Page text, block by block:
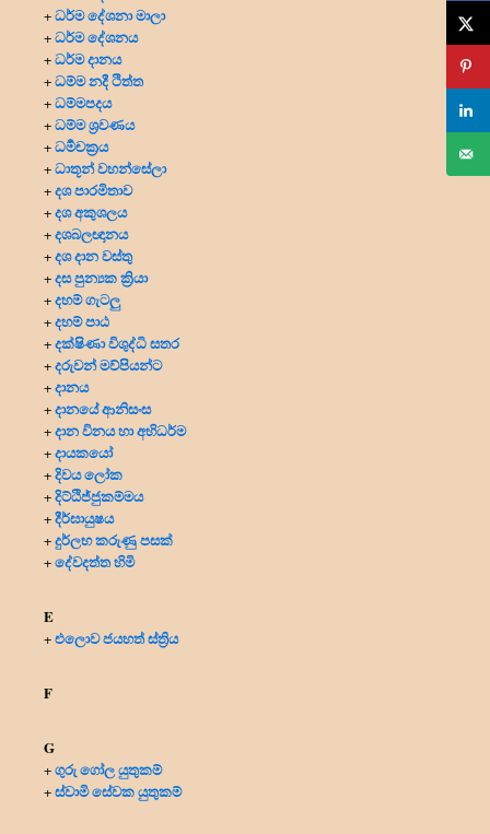
+ධර්ම දේශනා මාලා
+ධර්ම දේශනය
+ධර්ම දානය
+ධම්ම නදී ථිත්ත
+ධම්මපදය
+ධම්ම ශ්‍රවණය
+ධර්‍මචක්‍රය
+ධාතූන් වහන්සේලා
+දශ පාරමිතාව
+දශ අකුශලය
+දශබලඥානය
+දශ දාන වස්තු
+දස පුන්‍යක ක්‍රියා
+දහම් ගැටලු
+දහම් පාඨ
+දක්ෂිණා විශුද්ධි සතර
+දරුවන් මව්පියන්ට
+දානය
+දානයේ ආනිසංස
+දාන විනය හා අභිධර්ම
+දායකයෝ
+දිවය ලෝක
+දිට්ඨිජ්ජුකම්මය
+දීර්ඝායුෂය
+දුර්ලභ කරුණු පසක්
+දේවදත්ත හිමි
E
+එලොව ජයහත් ස්ත්‍රිය
F
G
+ගුරු ගෝල යුතුකම්
+ස්වාමි සේවක යුතුකම්